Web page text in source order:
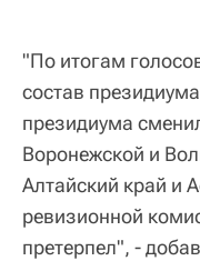
"По итогам
состав
президиума
Воронежской и
Алтайский край и
ревизионной
претерпел", -